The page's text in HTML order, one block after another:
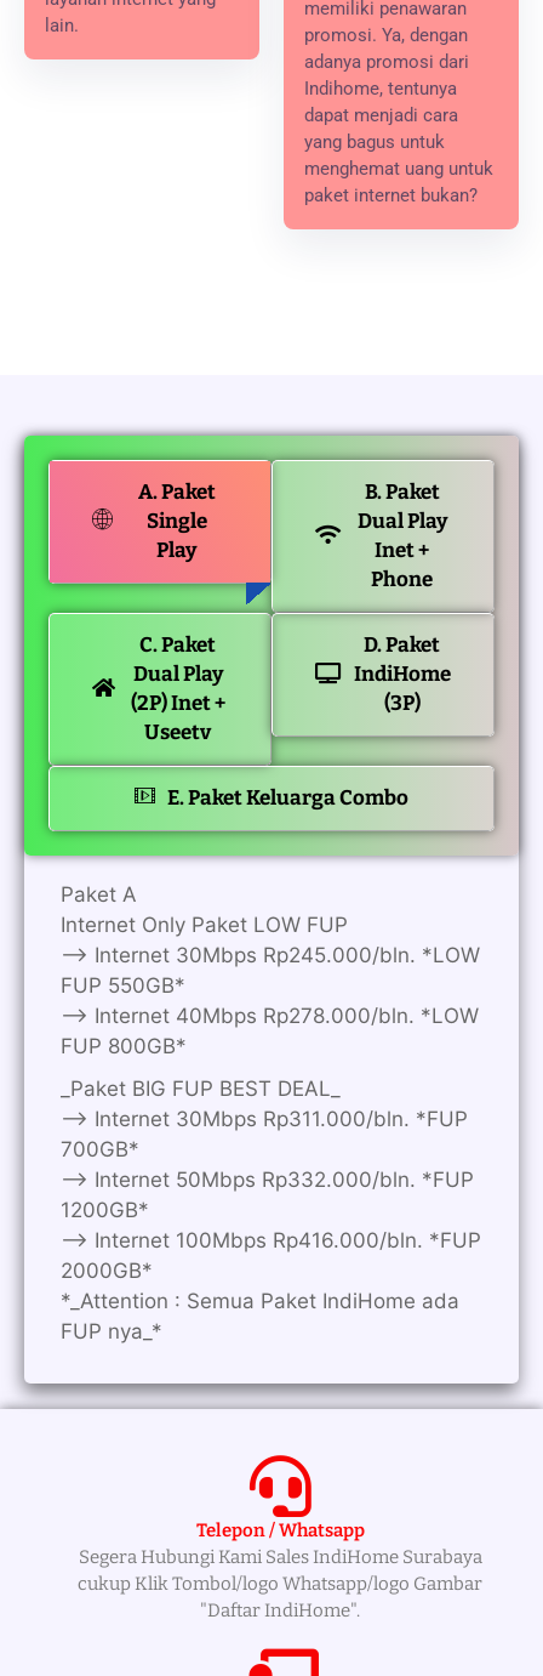
lain.
memiliki penawaran
promosi. Ya, dengan
adanya promosi dari
Indihome, tentunya
dapat menjadi cara
yang bagus untuk
menghemat uang untuk
paket internet bukan?
A. Paket
Single
Play
B. Paket
Dual Play
Inet +
Phone
C. Paket
Dual Play
(2P) Inet +
Useetv
D. Paket
IndiHome
(3P)
E. Paket Keluarga Combo
Paket A
Internet Only Paket LOW FUP
—> Internet 30Mbps Rp245.000/bln. *LOW
FUP 550GB*
—> Internet 40Mbps Rp278.000/bln. *LOW
FUP 800GB*
_Paket BIG FUP BEST DEAL_
—> Internet 30Mbps Rp311.000/bln. *FUP
700GB*
—> Internet 50Mbps Rp332.000/bln. *FUP
1200GB*
—> Internet 100Mbps Rp416.000/bln. *FUP
2000GB*
*_Attention : Semua Paket IndiHome ada
FUP nya_*
Telepon / Whatsapp
Segera Hubungi Kami Sales IndiHome Surabaya
cukup Klik Tombol/logo Whatsapp/logo Gambar
"Daftar IndiHome".